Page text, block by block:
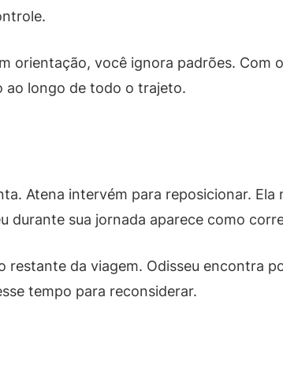
orientação, você ignora padrões. Com
ao longo de todo o trajeto.
Atena intervém para reposicionar.
durante sua jornada aparece como
restante da viagem. Odisseu encontra
tempo para reconsiderar.